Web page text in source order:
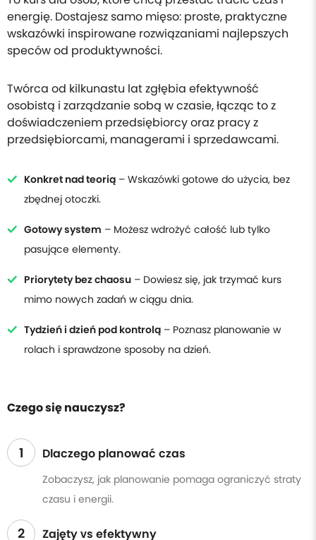
energię. Dostajesz samo mięso: proste, praktyczne
wskazówki inspirowane rozwiązaniami najlepszych
speców od produktywności.
Twórca od kilkunastu lat zgłębia efektywność
osobistą i zarządzanie sobą w czasie, łącząc to z
doświadczeniem przedsiębiorcy oraz pracy z
przedsiębiorcami, managerami i sprzedawcami.
Konkret nad teorią – Wskazówki gotowe do użycia, bez
zbędnej otoczki.
Gotowy system – Możesz wdrożyć całość lub tylko
pasujące elementy.
Priorytety bez chaosu – Dowiesz się, jak trzymać kurs
mimo nowych zadań w ciągu dnia.
Tydzień i dzień pod kontrolą – Poznasz planowanie w
rolach i sprawdzone sposoby na dzień.
Czego się nauczysz?
1 Dlaczego planować czas
Zobaczysz, jak planowanie pomaga ograniczyć straty
czasu i energii.
2 Zajęty vs efektywny